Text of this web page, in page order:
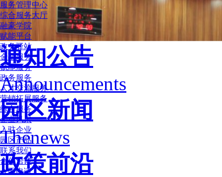
服务管理中心
综合服务大厅
融豪学院
赋能平台
政务驿站
金融服务
赋能服务
政务服务
人才交流服务
营销拓展服务
综合服务
企业风采
入驻企业
园区产品
联系我们
合作洽谈
入园申请
通知公告
Announcements
园区新闻
Thenews
政策前沿